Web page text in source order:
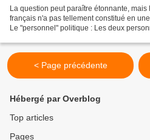
La question peut paraître étonnante,
français n'a pas tellement constitué en
Le "personnel" politique : Les deux
< Page précédente
Hébergé par Overblog
Top articles
Pages